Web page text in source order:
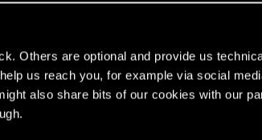
Others are optional and provide us
us reach you, for example via social
also share bits of our cookies with our